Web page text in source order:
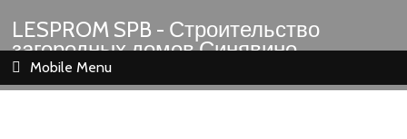
LESPROM SPB - Строительство
загородных домов Синявино
Шлиссельбург Кировск Назия
Mobile Menu